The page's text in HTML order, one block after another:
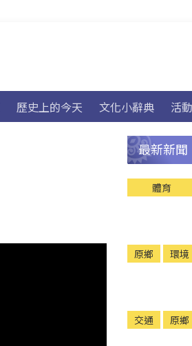
歷史上的今天 文化小辭典 活
最新新聞
體育
原鄉 環境
交通 原鄉